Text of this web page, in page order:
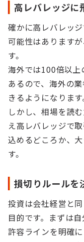
高レバレッジに
確かに高レバレッ
可能性はあります
す。
海外では100倍以上
あるので、海外の
きるようになります
しかし、相場を読
え高レバレッジで
込めるどころか、
す。
損切りルールを
投資は会社経営と
目的です。まずは
許容ラインを明確